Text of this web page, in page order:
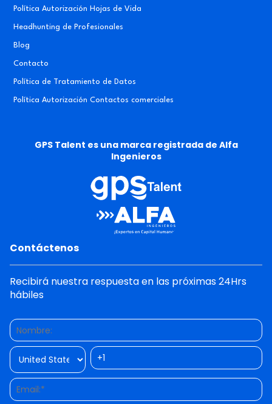
Política Autorización Hojas de Vida
Headhunting de Profesionales
Blog
Contacto
Política de Tratamiento de Datos
Política Autorización Contactos comerciales
GPS Talent es una marca registrada de Alfa
Ingenieros
Contáctenos
Recibirá nuestra respuesta en las próximas 24Hrs
hábiles